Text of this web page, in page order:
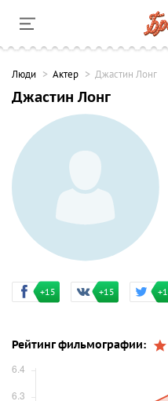
Люди Актер Джастин Лонг
Джастин Лонг
+15 +15
Рейтинг фильмографии: